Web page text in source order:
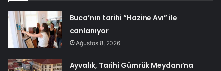
Buca’nın tarihi “Hazine Avı” ile
canlanıyor
Ağustos 8, 2026
Ayvalık, Tarihi Gümrük Meydanı’na